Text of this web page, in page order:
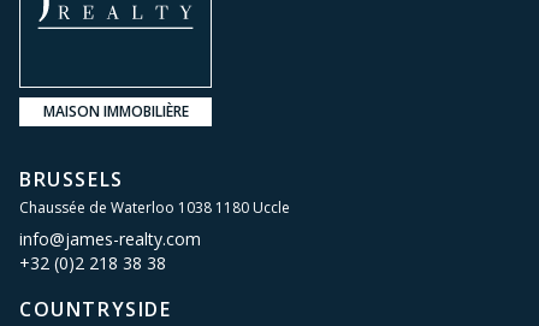
MAISON IMMOBILIÈRE
BRUSSELS
Chaussée de Waterloo 1038 1180 Uccle
info@james-realty.com
+32 (0)2 218 38 38
COUNTRYSIDE